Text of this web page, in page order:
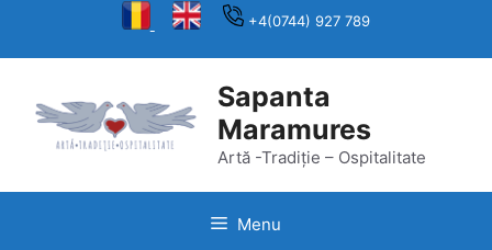
+4(0744) 927 789
Sapanta
Maramures
Artă -Tradiție – Ospitalitate
Menu